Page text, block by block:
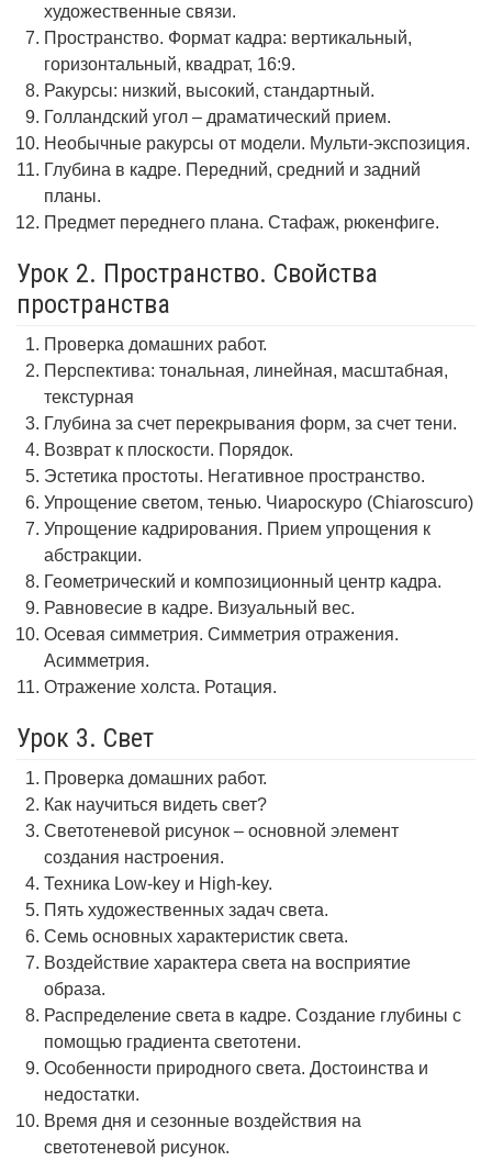
художественные связи.
Пространство. Формат кадра: вертикальный,
горизонтальный, квадрат, 16:9.
Ракурсы: низкий, высокий, стандартный.
Голландский угол – драматический прием.
Необычные ракурсы от модели. Мульти-экспозиция.
Глубина в кадре. Передний, средний и задний
планы.
Предмет переднего плана. Стафаж, рюкенфиге.
Урок 2. Пространство. Свойства
пространства
Проверка домашних работ.
Перспектива: тональная, линейная, масштабная,
текстурная
Глубина за счет перекрывания форм, за счет тени.
Возврат к плоскости. Порядок.
Эстетика простоты. Негативное пространство.
Упрощение светом, тенью. Чиароскуро (Chiaroscuro)
Упрощение кадрирования. Прием упрощения к
абстракции.
Геометрический и композиционный центр кадра.
Равновесие в кадре. Визуальный вес.
Осевая симметрия. Симметрия отражения.
Асимметрия.
Отражение холста. Ротация.
Урок 3. Свет
Проверка домашних работ.
Как научиться видеть свет?
Светотеневой рисунок – основной элемент
создания настроения.
Техника Low-key и High-key.
Пять художественных задач света.
Семь основных характеристик света.
Воздействие характера света на восприятие
образа.
Распределение света в кадре. Создание глубины с
помощью градиента светотени.
Особенности природного света. Достоинства и
недостатки.
Время дня и сезонные воздействия на
светотеневой рисунок.